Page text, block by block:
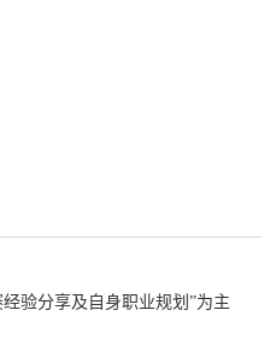
验分享及自身职业规划”为主